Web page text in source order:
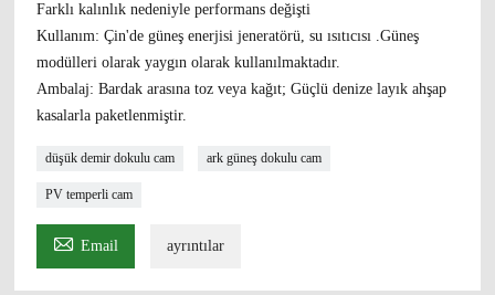
Farklı kalınlık nedeniyle performans değişti
Kullanım: Çin'de güneş enerjisi jeneratörü, su ısıtıcısı .Güneş
modülleri olarak yaygın olarak kullanılmaktadır.
Ambalaj: Bardak arasına toz veya kağıt; Güçlü denize layık ahşap
kasalarla paketlenmiştir.
düşük demir dokulu cam ark güneş dokulu cam
PV temperli cam
 Email ayrıntılar